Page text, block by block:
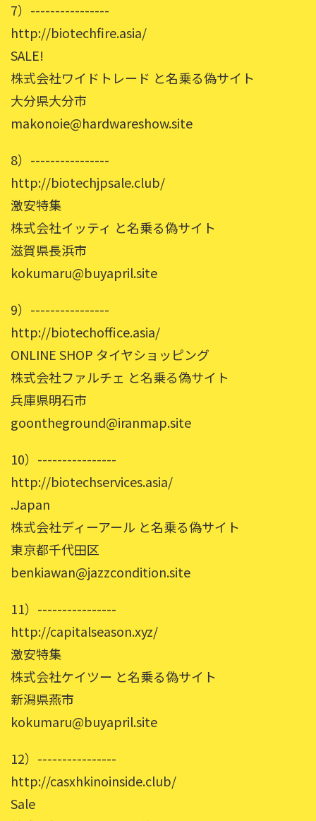
7）----------------
http://biotechfire.asia/
SALE!
株式会社ワイドトレード と名乗る偽サイト
大分県大分市
makonoie@hardwareshow.site
8）----------------
http://biotechjpsale.club/
激安特集
株式会社イッティ と名乗る偽サイト
滋賀県長浜市
kokumaru@buyapril.site
9）----------------
http://biotechoffice.asia/
ONLINE SHOP タイヤショッピング
株式会社ファルチェ と名乗る偽サイト
兵庫県明石市
goontheground@iranmap.site
10）----------------
http://biotechservices.asia/
.Japan
株式会社ディーアール と名乗る偽サイト
東京都千代田区
benkiawan@jazzcondition.site
11）----------------
http://capitalseason.xyz/
激安特集
株式会社ケイツー と名乗る偽サイト
新潟県燕市
kokumaru@buyapril.site
12）----------------
http://casxhkinoinside.club/
Sale